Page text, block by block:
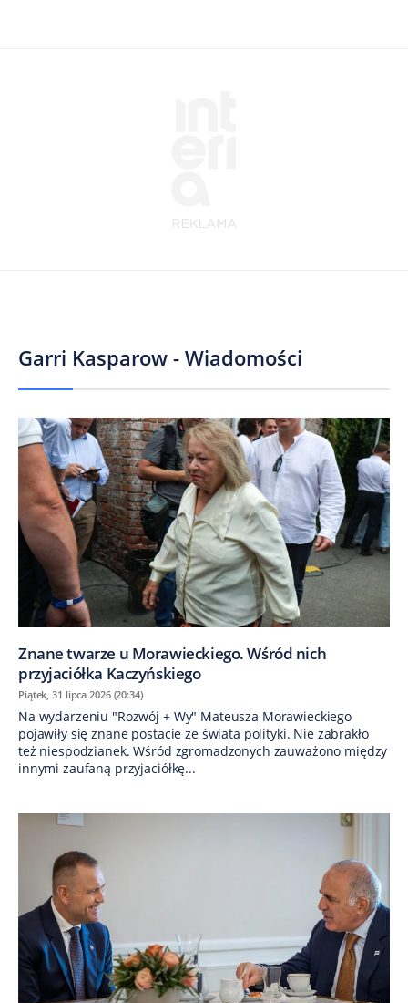
Garri Kasparow - Wiadomości
Znane twarze u Morawieckiego. Wśród nich
przyjaciółka Kaczyńskiego
Piątek, 31 lipca 2026 (20:34)
Na wydarzeniu "Rozwój + Wy" Mateusza Morawieckiego
pojawiły się znane postacie ze świata polityki. Nie zabrakło
też niespodzianek. Wśród zgromadzonych zauważono między
innymi zaufaną przyjaciółkę...